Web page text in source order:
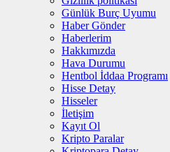
Günlük Burç Uyumu
Haber Gönder
Haberlerim
Hakkımızda
Hava Durumu
Hentbol İddaa Programı
Hisse Detay
Hisseler
İletişim
Kayıt Ol
Kripto Paralar